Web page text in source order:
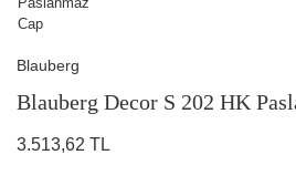
Blauberg
Blauberg Decor S 202 HK
3.513,62 TL